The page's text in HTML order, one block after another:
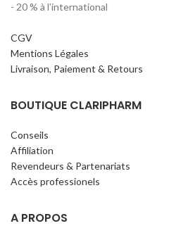
- 20 % à l’international
CGV
Mentions Légales
Livraison, Paiement & Retours
BOUTIQUE CLARIPHARM
Conseils
Affiliation
Revendeurs & Partenariats
Accès professionels
A PROPOS